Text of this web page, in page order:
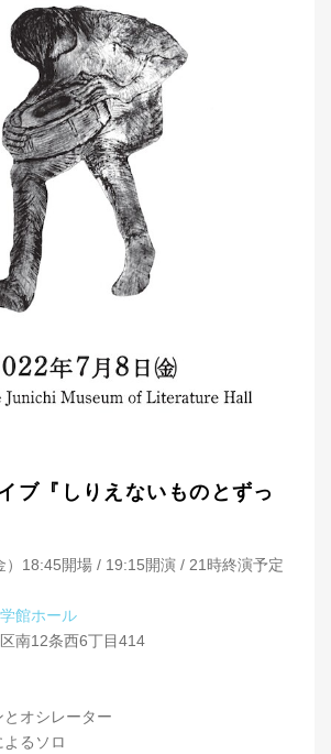
ブ『しりえないものとずっ
）18:45開場 / 19:15開演 / 21時終演予定
館ホール
南12条西6丁目414
オシレーター
るソロ